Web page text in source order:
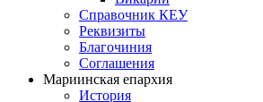
Справочник КЕУ
Реквизиты
Благочиния
Соглашения
Мариинская епархия
История